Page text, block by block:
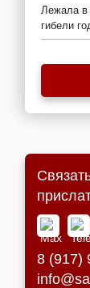
Лежала в
гибели
8 (917)